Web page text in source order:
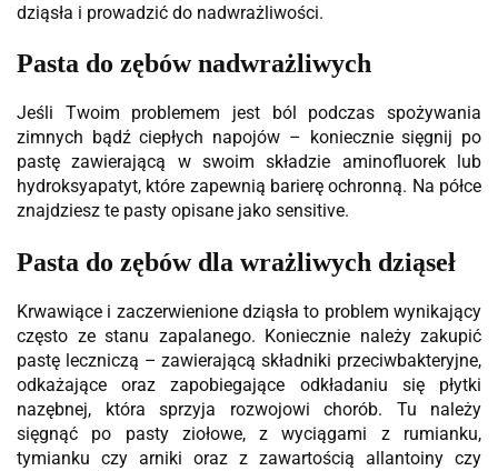
dziąsła i prowadzić do nadwrażliwości.
Pasta do zębów nadwrażliwych
Jeśli Twoim problemem jest ból podczas spożywania
zimnych bądź ciepłych napojów – koniecznie sięgnij po
pastę zawierającą w swoim składzie aminofluorek lub
hydroksyapatyt, które zapewnią barierę ochronną. Na półce
znajdziesz te pasty opisane jako sensitive.
Pasta do zębów dla wrażliwych dziąseł
Krwawiące i zaczerwienione dziąsła to problem wynikający
często ze stanu zapalanego. Koniecznie należy zakupić
pastę leczniczą – zawierającą składniki przeciwbakteryjne,
odkażające oraz zapobiegające odkładaniu się płytki
nazębnej, która sprzyja rozwojowi chorób. Tu należy
sięgnąć po pasty ziołowe, z wyciągami z rumianku,
tymianku czy arniki oraz z zawartością allantoiny czy